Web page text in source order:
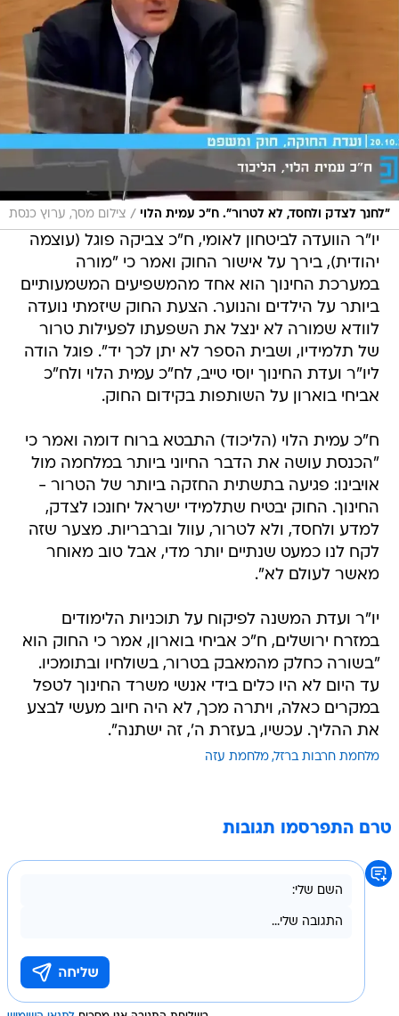
"לחנך לצדק ולחסד, לא לטרור". ח"כ עמית הלוי / צילום מסך, ערוץ כנסת
יו"ר הוועדה לביטחון לאומי, ח"כ צביקה פוגל (עוצמה
יהודית), בירך על אישור החוק ואמר כי "מורה
במערכת החינוך הוא אחד מהמשפיעים המשמעותיים
ביותר על הילדים והנוער. הצעת החוק שיזמתי נועדה
לוודא שמורה לא ינצל את השפעתו לפעילות טרור
של תלמידיו, ושבית הספר לא יתן לכך יד". פוגל הודה
ליו"ר ועדת החינוך יוסי טייב, לח"כ עמית הלוי ולח"כ
אביחי בוארון על השותפות בקידום החוק.
ח"כ עמית הלוי (הליכוד) התבטא ברוח דומה ואמר כי
"הכנסת עושה את הדבר החיוני ביותר במלחמה מול
אויבינו: פגיעה בתשתית החזקה ביותר של הטרור -
החינוך. החוק יבטיח שתלמידי ישראל יחונכו לצדק,
למדע ולחסד, ולא לטרור, עוול וברבריות. מצער שזה
לקח לנו כמעט שנתיים יותר מדי, אבל טוב מאוחר
מאשר לעולם לא".
יו"ר ועדת המשנה לפיקוח על תוכניות הלימודים
במזרח ירושלים, ח"כ אביחי בוארון, אמר כי החוק הוא
"בשורה כחלק מהמאבק בטרור, בשולחיו ובתומכיו.
עד היום לא היו כלים בידי אנשי משרד החינוך לטפל
במקרים כאלה, ויתרה מכך, לא היה חיוב מעשי לבצע
את ההליך. עכשיו, בעזרת ה', זה ישתנה".
מלחמת חרבות ברזל מלחמת עזה
טרם התפרסמו תגובות